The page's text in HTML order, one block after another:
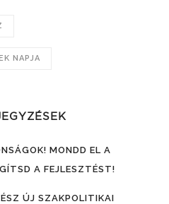
NAPJA
MONDD EL A
A FEJLESZTÉST!
ÚJ SZAKPOLITIKAI